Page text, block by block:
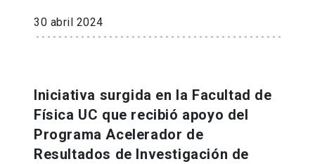
30 abril 2024
Iniciativa surgida en la Facultad de
Física UC que recibió apoyo del
Programa Acelerador de
Resultados de Investigación de